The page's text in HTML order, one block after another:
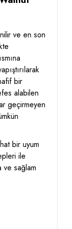
ve en son
bir
alabilen
geçirmeyen
bir uyum
ile
ve sağlam